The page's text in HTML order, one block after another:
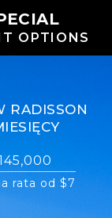
OPTIONS
rata od $7
RADISSON